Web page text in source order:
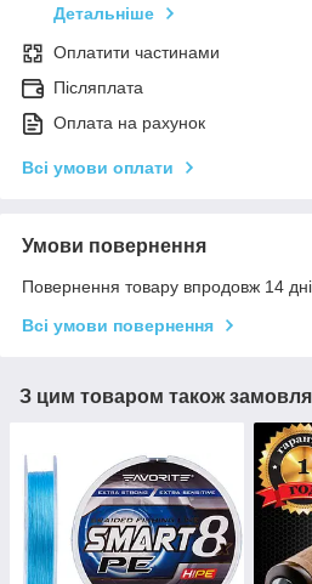
Детальніше
Оплатити частинами
Післяплата
Оплата на рахунок
Всі умови оплати
Умови повернення
Повернення товару впродовж 14
Всі умови повернення
З цим товаром також